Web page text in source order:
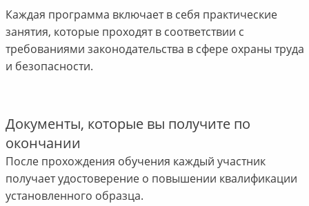
Каждая программа включает в себя практические
занятия, которые проходят в соответствии с
требованиями законодательства в сфере охраны труда
и безопасности.
Документы, которые вы получите по
окончании
После прохождения обучения каждый участник
получает удостоверение о повышении квалификации
установленного образца.